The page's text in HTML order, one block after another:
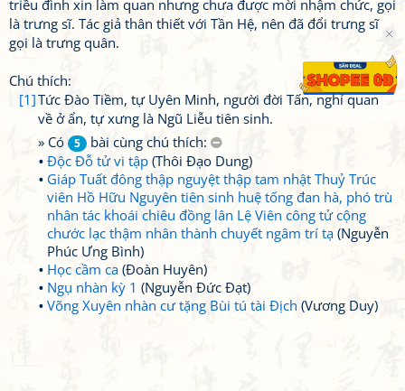
triều đình xin làm quan nhưng chưa được mời nhậm chức, gọi
là trưng sĩ. Tác giả thân thiết với Tần Hệ, nên đã đổi trưng sĩ
gọi là trưng quân.
Chú thích:
[1]Tức Đào Tiềm, tự Uyên Minh, người đời Tấn, nghỉ quan
về ở ẩn, tự xưng là Ngũ Liễu tiên sinh.
» Có
5
bài cùng chú thích:
Độc Đỗ tử vi tập (Thôi Đạo Dung)
Giáp Tuất đông thập nguyệt thập tam nhật Thuỷ Trúc
viên Hồ Hữu Nguyên tiên sinh huệ tống đan hà, phó trù
nhân tác khoái chiêu đồng lân Lệ Viên công tử cộng
chước lạc thậm nhân thành chuyết ngâm trí tạ (Nguyễn
Phúc Ưng Bình)
Học cầm ca (Đoàn Huyên)
Ngụ nhàn kỳ 1 (Nguyễn Đức Đạt)
Võng Xuyên nhàn cư tặng Bùi tú tài Địch (Vương Duy)